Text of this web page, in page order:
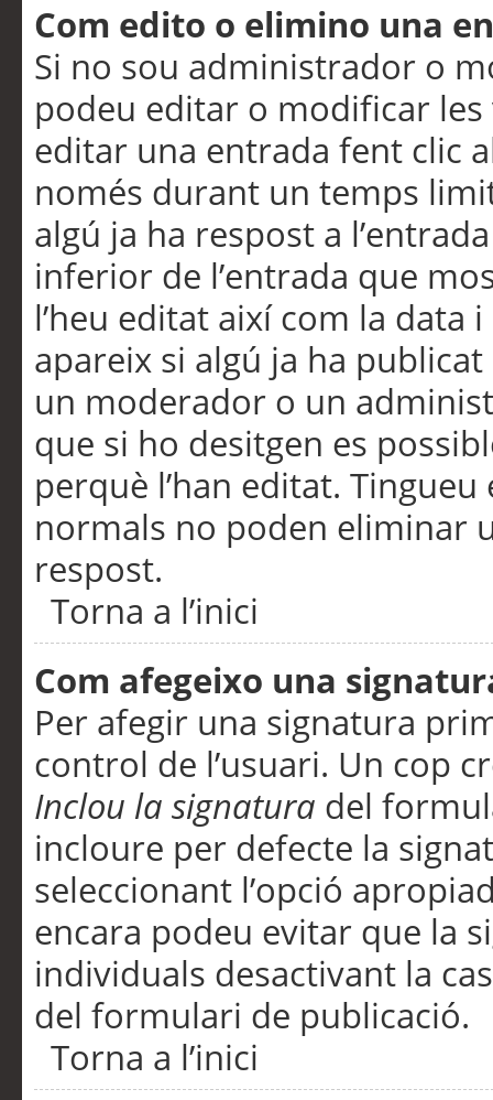
Com edito o elimino una
Si no sou administrador o
podeu editar o modificar
editar una entrada fent clic
només durant un temps
algú ja ha respost a
inferior de l’entrada que
l’heu editat així com la data
apareix si algú ja ha
un moderador o un
que si ho desitgen es
perquè l’han editat.
normals no poden eliminar
respost.
Torna a l’inici
Com afegeixo una
Per afegir una signatura
control de l’usuari. Un cop
Inclou la signatura del
incloure per defecte la
seleccionant l’opció
encara podeu evitar que la
individuals desactivant la
del formulari de publicació.
Torna a l’inici